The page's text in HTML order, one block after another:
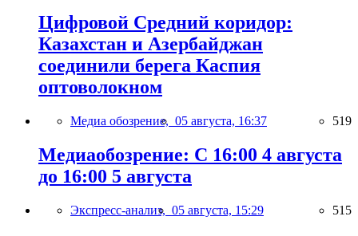
Цифровой Средний коридор:
Казахстан и Азербайджан
соединили берега Каспия
оптоволокном
Медиа обозрение, 05 августа, 16:37 519
Медиаобозрение: С 16:00 4 августа
до 16:00 5 августа
Экспресс-анализ, 05 августа, 15:29 515